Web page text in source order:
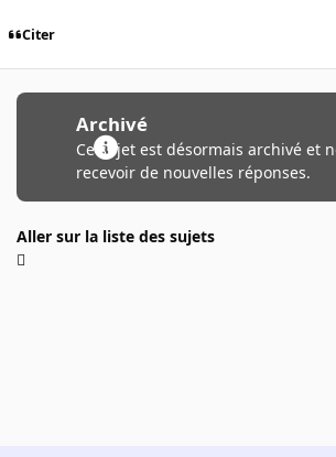
Citer
Archivé
Ce sujet est désormais archivé et
recevoir de nouvelles réponses.
Aller sur la liste des sujets